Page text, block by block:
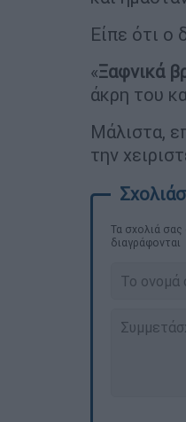
Είπε ότι ο
«Ξαφνικά
άκρη του
Μάλιστα,
την
Τα σχολιά
διαγράφονται